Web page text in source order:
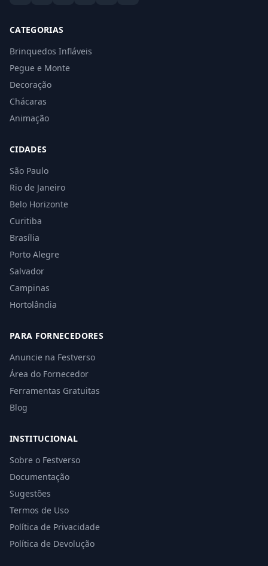
CATEGORIAS
Brinquedos Infláveis
Pegue e Monte
Decoração
Chácaras
Animação
CIDADES
São Paulo
Rio de Janeiro
Belo Horizonte
Curitiba
Brasília
Porto Alegre
Salvador
Campinas
Hortolândia
PARA FORNECEDORES
Anuncie na Festverso
Área do Fornecedor
Ferramentas Gratuitas
Blog
INSTITUCIONAL
Sobre o Festverso
Documentação
Sugestões
Termos de Uso
Política de Privacidade
Política de Devolução